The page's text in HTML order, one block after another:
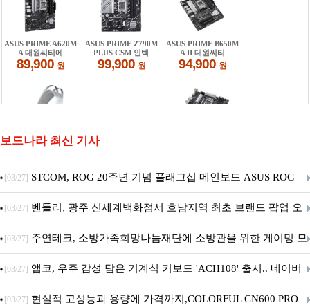
보드나라 최신 기사
[03/27] STCOM, ROG 20주년 기념 플래그십 메인보드 ASUS ROG
Crosshair X870E EDITION 20 국내 출시 예정
[03/27] 벤틀리, 광주 신세계백화점서 호남지역 최초 브랜드 팝업 오
픈
[03/27] 주연테크, 소방가족희망나눔재단에 소방관을 위한 게이밍 모
니터·스마트 펫 침대 기부
[03/27] 앱코, 우주 감성 담은 기계식 키보드 'ACH108' 출시.. 네이버
브랜드데이 기획전 진행
[03/27] 현실적 고성능과 용량에 가격까지,COLORFUL CN600 PRO